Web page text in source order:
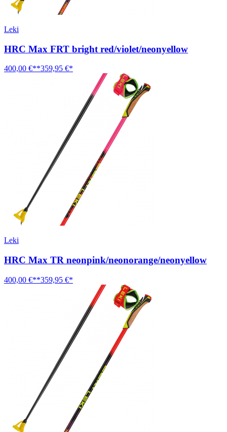
Leki
HRC Max FRT bright red/violet/neonyellow
400,00 €**359,95 €*
Leki
HRC Max TR neonpink/neonorange/neonyellow
400,00 €**359,95 €*